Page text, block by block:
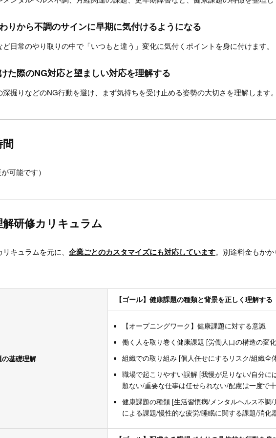
りから不調のサインに早期に気付けるようになる
日常のやり取りの中で「いつもと違う」変化に気付くポイントを身に付けます。
た際のNG対応と望ましい対応を理解する
深掘りなどのNG行動を避け、まず気持ちを受け止める姿勢の大切さを理解します
間
可能です）
研修カリキュラム
キュラムを元に、 企業ごとのカスタマイズにも対応しています。別途料金もか
基礎理解
【ゴール】健康課題の種類と背景を正しく理解する
【オープニングワーク】健康課題に対する意識
働く人を取り巻く健康課題 [労働人口の構造の変
組織での取り組み [個人任せにするリスク/組織全
職場で起こりやすい誤解 [我慢が足りない/自分に
題ない/重要な仕事は任せられない/配慮は一度で
健康課題の種類 [生活習慣病/メンタルヘルス不調
による課題/慢性的な疲労/睡眠に関する課題/消化